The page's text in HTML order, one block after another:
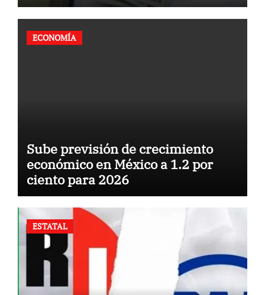
ECONOMÍA
Sube previsión de crecimiento
económico en México a 1.2 por
ciento para 2026
ESTATAL